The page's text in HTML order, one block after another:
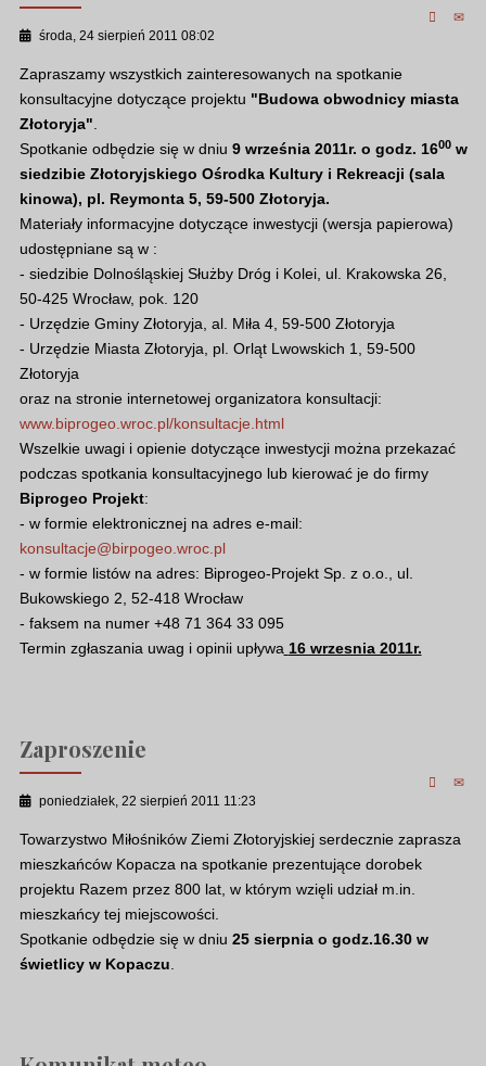
środa, 24 sierpień 2011 08:02
Zapraszamy wszystkich zainteresowanych na spotkanie
konsultacyjne dotyczące projektu "Budowa obwodnicy miasta
Złotoryja"
Spotkanie odbędzie się w dniu 9 września 2011r. o godz. 1600w
siedzibie Złotoryjskiego Ośrodka Kultury i Rekreacji (sala
kinowa), pl. Reymonta 5, 59-500 Złotoryja.
Materiały informacyjne dotyczące inwestycji (wersja papierowa)
udostępniane są w :
- siedzibie Dolnośląskiej Służby Dróg i Kolei, ul. Krakowska 26,
50-425 Wrocław, pok. 120
- Urzędzie Gminy Złotoryja, al. Miła 4, 59-500 Złotoryja
- Urzędzie Miasta Złotoryja, pl. Orląt Lwowskich 1, 59-500
Złotoryja
oraz na stronie internetowej organizatora konsultacji:
www.biprogeo.wroc.pl/konsultacje.html
Wszelkie uwagi i opienie dotyczące inwestycji można przekazać
podczas spotkania konsultacyjnego lub kierować je do firmy
Biprogeo Projekt:
- w formie elektronicznej na adres e-mail:
konsultacje@birpogeo.wroc.pl
- w formie listów na adres: Biprogeo-Projekt Sp. z o.o., ul.
Bukowskiego 2, 52-418 Wrocław
- faksem na numer +48 71 364 33 095
Termin zgłaszania uwag i opinii upływa 16 wrzesnia 2011r.
Zaproszenie
poniedziałek, 22 sierpień 2011 11:23
Towarzystwo Miłośników Ziemi Złotoryjskiej serdecznie zaprasza
mieszkańców Kopacza na spotkanie prezentujące dorobek
projektu Razem przez 800 lat, w którym wzięli udział m.in.
mieszkańcy tej miejscowości.
Spotkanie odbędzie się w dniu 25 sierpnia o godz.16.30 w
świetlicy w Kopaczu